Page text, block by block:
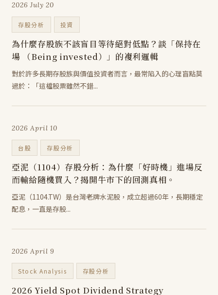
2026 July 20
存股分析 投資
為什麼存股族不該盲目等待絕對低點？談「保持在
場 （Being invested）」的複利邏輯
對於許多長期存股族與價值投資者而言，最常陷入的心理盲點莫
過於：「這檔股票雖然不錯...
2026 April 10
台股 存股分析
亞泥（1104）存股分析：為什麼「好時機」進場反
而輸給隨機買入？揭開牛市下的回測真相。
亞泥（1104.TW）是台灣老牌水泥股，成立超過60年，長期穩定
配息，一直是存股...
2026 April 9
Stock Analysis 存股分析
2026 Yield Spot Dividend Strategy